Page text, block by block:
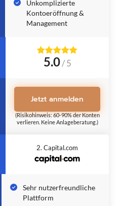
Unkomplizierte
Kontoeröffnung &
Management
5.0/ 5
Jetzt anmelden
(Risikohinweis: 60-90% der Konten
verlieren. Keine Anlageberatung.)
2. Capital.com
Sehr nutzerfreundliche
Plattform